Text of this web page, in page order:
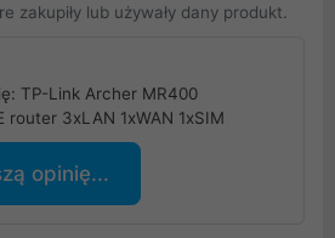
zakupiły lub używały dany produkt.
TP-Link Archer MR400
router 3xLAN 1xWAN 1xSIM
opinię...